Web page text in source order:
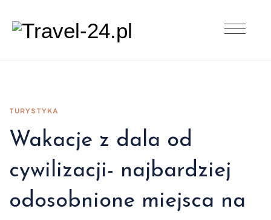
TURYSTYKA
Wakacje z dala od
cywilizacji- najbardziej
odosobnione miejsca na